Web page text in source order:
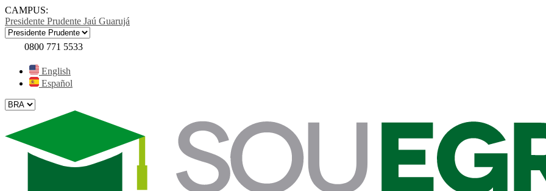
CAMPUS:
Presidente Prudente Jaú Guarujá
0800 771 5533
English
Español